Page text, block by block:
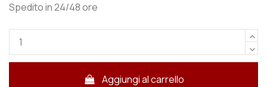
Spedito in 24/48 ore
Aggiungi al carrello